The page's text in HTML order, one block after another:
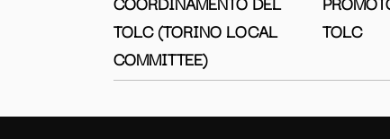
TOLC (TORINO LOCAL
COMMITTEE)
TOLC